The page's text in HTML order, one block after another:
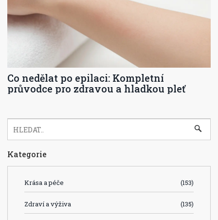
Co nedělat po epilaci: Kompletní
průvodce pro zdravou a hladkou pleť
Kategorie
Krása a péče (153)
Zdraví a výživa (135)